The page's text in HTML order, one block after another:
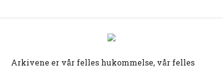
Arkivene er vår felles hukommelse, vår felles